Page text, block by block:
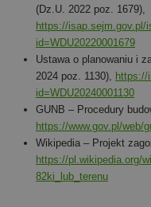
(Dz.U. 2022 poz. 1679),
https://
id=WDU20220001679
Ustawa o planowaniu i
2024 poz. 1130), https://
id=WDU20240001130
GUNB – Procedury
https://www.gov.pl/web/
Wikipedia – Projekt
https://pl.wikipedia.org/
82ki_lub_terenu